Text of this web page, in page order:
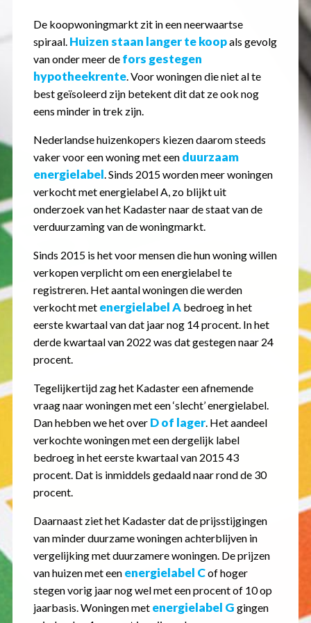
De koopwoningmarkt zit in een neerwaartse
spiraal. Huizen staan langer te koopals gevolg
van onder meer de fors gestegen
hypotheekrente. Voor woningen die niet al te
best geïsoleerd zijn betekent dit dat ze ook nog
eens minder in trek zijn.
Nederlandse huizenkopers kiezen daarom steeds
vaker voor een woning met een duurzaam
energielabel . Sinds 2015 worden meer woningen
verkocht met energielabel A, zo blijkt uit
onderzoek van het Kadaster naar de staat van de
verduurzaming van de woningmarkt.
Sinds 2015 is het voor mensen die hun woning willen
verkopen verplicht om een energielabel te
registreren. Het aantal woningen die werden
verkocht met energielabel A bedroeg in het
eerste kwartaal van dat jaar nog 14 procent. In het
derde kwartaal van 2022 was dat gestegen naar 24
procent.
Tegelijkertijd zag het Kadaster een afnemende
vraag naar woningen met een ‘slecht’ energielabel.
Dan hebben we het over D of lager. Het aandeel
verkochte woningen met een dergelijk label
bedroeg in het eerste kwartaal van 2015 43
procent. Dat is inmiddels gedaald naar rond de 30
procent.
Daarnaast ziet het Kadaster dat de prijsstijgingen
van minder duurzame woningen achterblijven in
vergelijking met duurzamere woningen. De prijzen
van huizen met een energielabel Cof hoger
stegen vorig jaar nog wel met een procent of 10 op
jaarbasis. Woningen met energielabel G gingen